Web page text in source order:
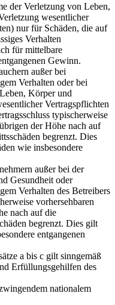
der Verletzung von Leben,
wesentlicher
nur für Schäden, die auf
Verhalten
für mittelbare
Gewinn.
außer bei
Verhalten oder bei
Körper und
Vertragspflichten
typischerweise
der Höhe nach auf
begrenzt. Dies
wie insbesondere
außer bei der
Gesundheit oder
Verhalten des Betreibers
vorhersehbaren
nach auf die
begrenzt. Dies gilt
entgangenen
a bis c gilt sinngemäß
Erfüllungsgehilfen des
nationalem